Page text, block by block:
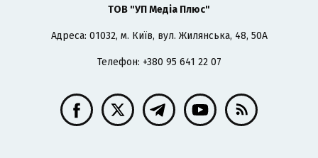
ТОВ "УП Медіа Плюс"
Адреса: 01032, м. Київ, вул. Жилянська, 48, 50А
Телефон: +380 95 641 22 07